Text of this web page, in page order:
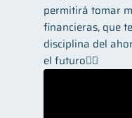
permitirá tomar
financieras, que
disciplina del
el futuro👌🏼